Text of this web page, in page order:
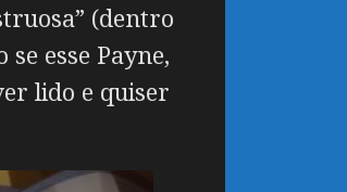
(dentro
esse Payne,
lido e quiser